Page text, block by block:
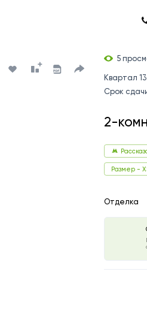
5
Квартал 13
Срок
2-
Размер -
Отделка